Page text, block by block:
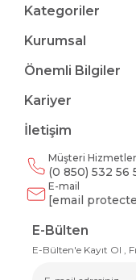
Kategoriler
Kurumsal
Önemli Bilgiler
Kariyer
İletişim
Müşteri
(0 850) 532 56
E-mail
[email
E-Bülten
E-Bülten'e Kayıt Ol ,